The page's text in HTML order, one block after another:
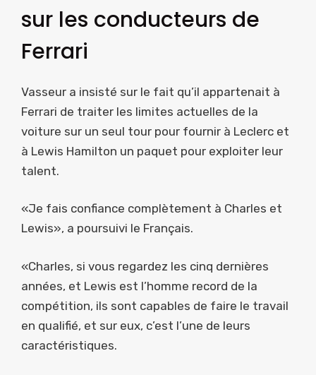
sur les conducteurs de
Ferrari
Vasseur a insisté sur le fait qu’il appartenait à
Ferrari de traiter les limites actuelles de la
voiture sur un seul tour pour fournir à Leclerc et
à Lewis Hamilton un paquet pour exploiter leur
talent.
«Je fais confiance complètement à Charles et
Lewis», a poursuivi le Français.
«Charles, si vous regardez les cinq dernières
années, et Lewis est l’homme record de la
compétition, ils sont capables de faire le travail
en qualifié, et sur eux, c’est l’une de leurs
caractéristiques.